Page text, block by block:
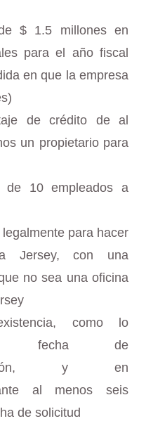
$ 1.5 millones en
para el año fiscal
en que la empresa
de crédito de al
un propietario para
10 empleados a
para hacer
Jersey, con una
no sea una oficina
como lo
fecha de
y en
al menos seis
de solicitud